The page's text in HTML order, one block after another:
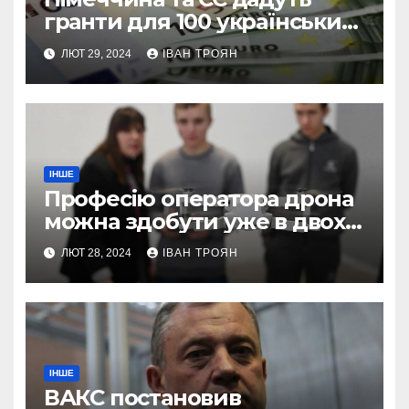
гранти для 100 українських
підприємств
ЛЮТ 29, 2024 ІВАН ТРОЯН
ІНШЕ
Професію оператора дрона
можна здобути уже в двох
профтехах Львівщини
ЛЮТ 28, 2024 ІВАН ТРОЯН
ІНШЕ
ВАКС постановив